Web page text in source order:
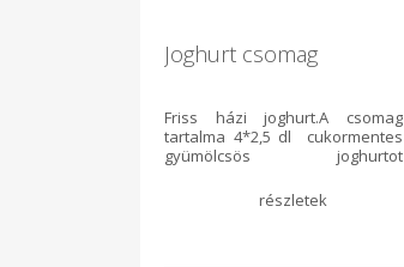
Joghurt csomag
Friss házi joghurt.A csomag
tartalma 4*2,5 dl cukormentes
gyümölcsös joghurtot
benne van az árban.100 Ft/ db.